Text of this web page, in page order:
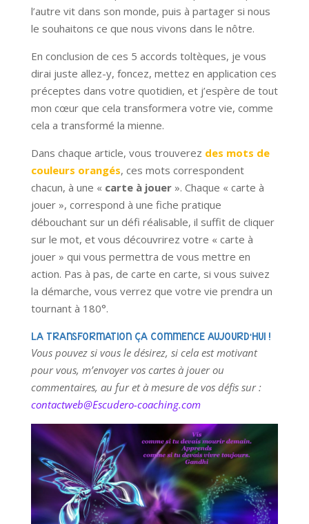
l’autre vit dans son monde, puis à partager si nous
le souhaitons ce que nous vivons dans le nôtre.
En conclusion de ces 5 accords toltèques, je vous
dirai juste allez-y, foncez, mettez en application ces
préceptes dans votre quotidien, et j’espère de tout
mon cœur que cela transformera votre vie, comme
cela a transformé la mienne.
Dans chaque article, vous trouverez des mots de
couleurs orangés, ces mots correspondent
chacun, à une « carte à jouer ». Chaque « carte à
jouer », correspond à une fiche pratique
débouchant sur un défi réalisable, il suffit de cliquer
sur le mot, et vous découvrirez votre « carte à
jouer » qui vous permettra de vous mettre en
action. Pas à pas, de carte en carte, si vous suivez
la démarche, vous verrez que votre vie prendra un
tournant à 180°.
LA TRANSFORMATION ÇA COMMENCE AUJOURD’HUI !
Vous pouvez si vous le désirez, si cela est motivant
pour vous, m’envoyer vos cartes à jouer ou
commentaires, au fur et à mesure de vos défis sur :
contactweb@Escudero-coaching.com